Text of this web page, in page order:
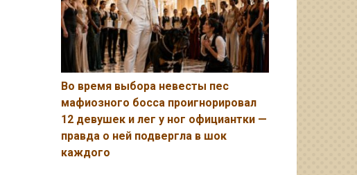
Во время выбора невесты пес
мафиозного босса проигнорировал
12 девушек и лег у ног официантки —
правда о ней подвергла в шок
каждого